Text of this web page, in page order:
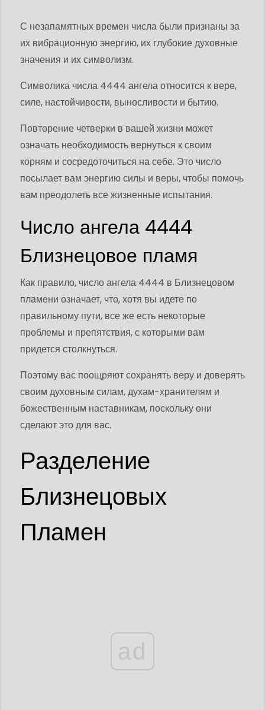
С незапамятных времен числа были признаны за
их вибрационную энергию, их глубокие духовные
значения и их символизм.
Символика числа 4444 ангела относится к вере,
силе, настойчивости, выносливости и бытию.
Повторение четверки в вашей жизни может
означать необходимость вернуться к своим
корням и сосредоточиться на себе. Это число
посылает вам энергию силы и веры, чтобы помочь
вам преодолеть все жизненные испытания.
Число ангела 4444
Близнецовое пламя
Как правило, число ангела 4444 в Близнецовом
пламени означает, что, хотя вы идете по
правильному пути, все же есть некоторые
проблемы и препятствия, с которыми вам
придется столкнуться.
Поэтому вас поощряют сохранять веру и доверять
своим духовным силам, духам-хранителям и
божественным наставникам, поскольку они
сделают это для вас.
Разделение
Близнецовых
Пламен
ad